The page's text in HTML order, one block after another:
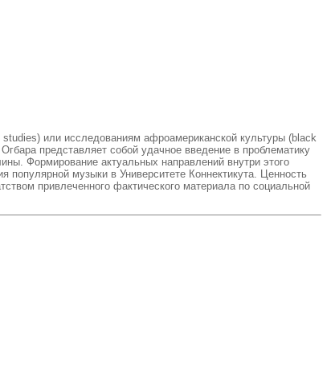
или исследованиям афроамериканской культуры (black
представляет собой удачное введение в проблематику
Формирование актуальных направлений внутри этого
популярной музыки в Университете Коннектикута. Ценность
привлеченного фактического материала по социальной